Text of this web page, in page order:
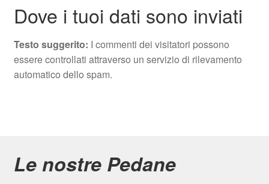
Dove i tuoi dati sono inviati
Testo suggerito: I commenti dei visitatori possono
essere controllati attraverso un servizio di rilevamento
automatico dello spam.
Le nostre Pedane